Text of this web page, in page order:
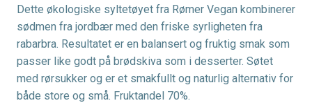
Dette økologiske syltetøyet fra Rømer Vegan kombinerer
sødmen fra jordbær med den friske syrligheten fra
rabarbra. Resultatet er en balansert og fruktig smak som
passer like godt på brødskiva som i desserter. Søtet
med rørsukker og er et smakfullt og naturlig alternativ for
både store og små. Fruktandel 70%.